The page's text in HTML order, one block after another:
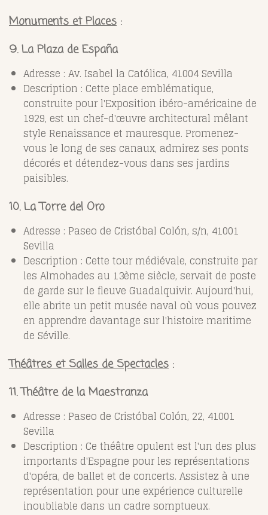
Monuments et Places :
9. La Plaza de España
Adresse : Av. Isabel la Católica, 41004 Sevilla
Description : Cette place emblématique,
construite pour l'Exposition ibéro-américaine de
1929, est un chef-d'œuvre architectural mêlant
style Renaissance et mauresque. Promenez-
vous le long de ses canaux, admirez ses ponts
décorés et détendez-vous dans ses jardins
paisibles.
10. La Torre del Oro
Adresse : Paseo de Cristóbal Colón, s/n, 41001
Sevilla
Description : Cette tour médiévale, construite par
les Almohades au 13ème siècle, servait de poste
de garde sur le fleuve Guadalquivir. Aujourd'hui,
elle abrite un petit musée naval où vous pouvez
en apprendre davantage sur l'histoire maritime
de Séville.
Théâtres et Salles de Spectacles :
11. Théâtre de la Maestranza
Adresse : Paseo de Cristóbal Colón, 22, 41001
Sevilla
Description : Ce théâtre opulent est l'un des plus
importants d'Espagne pour les représentations
d'opéra, de ballet et de concerts. Assistez à une
représentation pour une expérience culturelle
inoubliable dans un cadre somptueux.